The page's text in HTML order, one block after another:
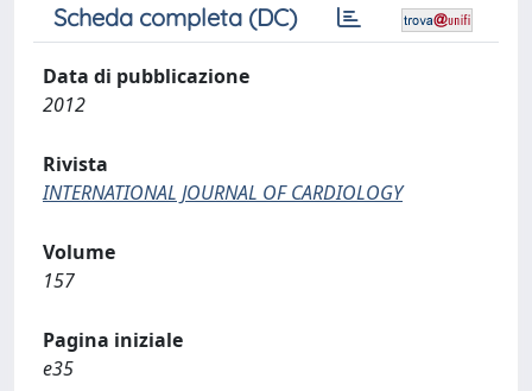
Scheda completa (DC)
Data di pubblicazione
2012
Rivista
INTERNATIONAL JOURNAL OF CARDIOLOGY
Volume
157
Pagina iniziale
e35